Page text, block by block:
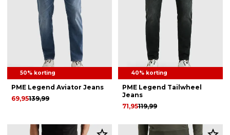
50% korting
PME Legend Aviator Jeans
139,99
69,95
40% korting
PME Legend Tailwheel
Jeans
119,99
71,95